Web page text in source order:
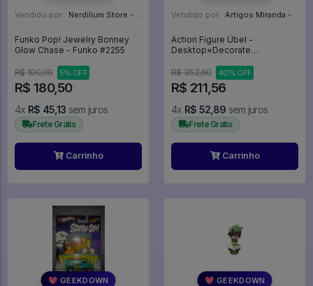
Vendido por: Nerdilium Store - SP
Funko Pop! Jewelry Bonney
Glow Chase - Funko #2255
R$ 190,00 5% OFF
R$ 180,50
4x R$ 45,13 sem juros
Frete Grátis
Carrinho
Vendido por: Artigos Miranda - RJ
Action Figure Übel -
Desktop×Decorate
Journey’s End
R$ 352,60 40% OFF
R$ 211,56
4x R$ 52,89 sem juros
Frete Grátis
Carrinho
💖 GEEKDOWN 💖 GEEKDOWN